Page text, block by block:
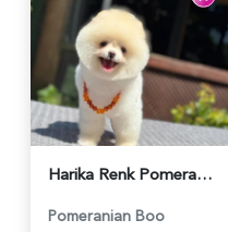
Harika Renk Pomeranian Boo Safkan TeddyBear Bebekler - 5556
Pomeranian Boo